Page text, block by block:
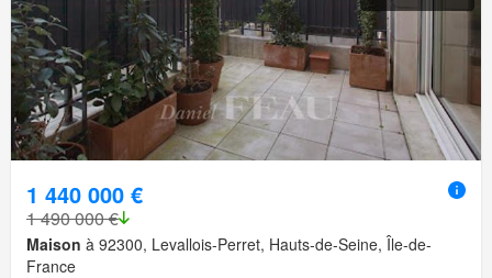
1 440 000 €
1 490 000 €
Maison à 92300, Levallois-Perret, Hauts-de-Seine, Île-de-
France